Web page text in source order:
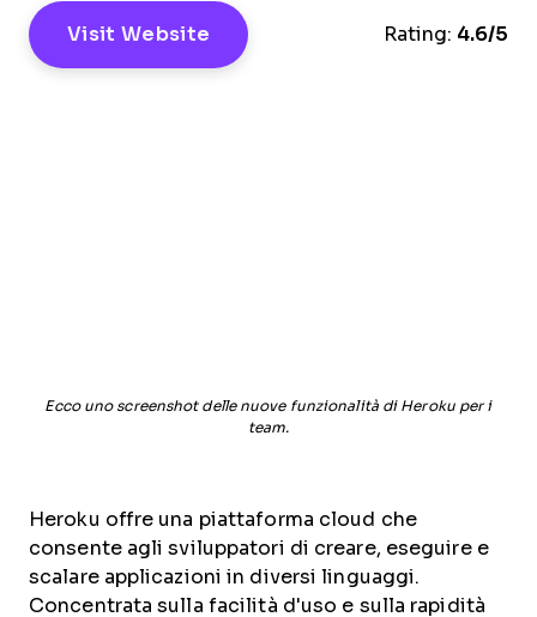
Visit Website Rating: 4.6/5
Ecco uno screenshot delle nuove funzionalità di Heroku per i
team.
Heroku offre una piattaforma cloud che
consente agli sviluppatori di creare, eseguire e
scalare applicazioni in diversi linguaggi.
Concentrata sulla facilità d'uso e sulla rapidità